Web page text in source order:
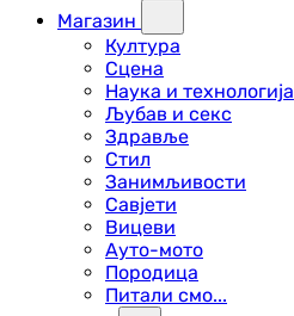
Магазин
Култура
Сцена
Наука и технологија
Љубав и секс
Здравље
Стил
Занимљивости
Савјети
Вицеви
Ауто-мото
Породица
Питали смо...